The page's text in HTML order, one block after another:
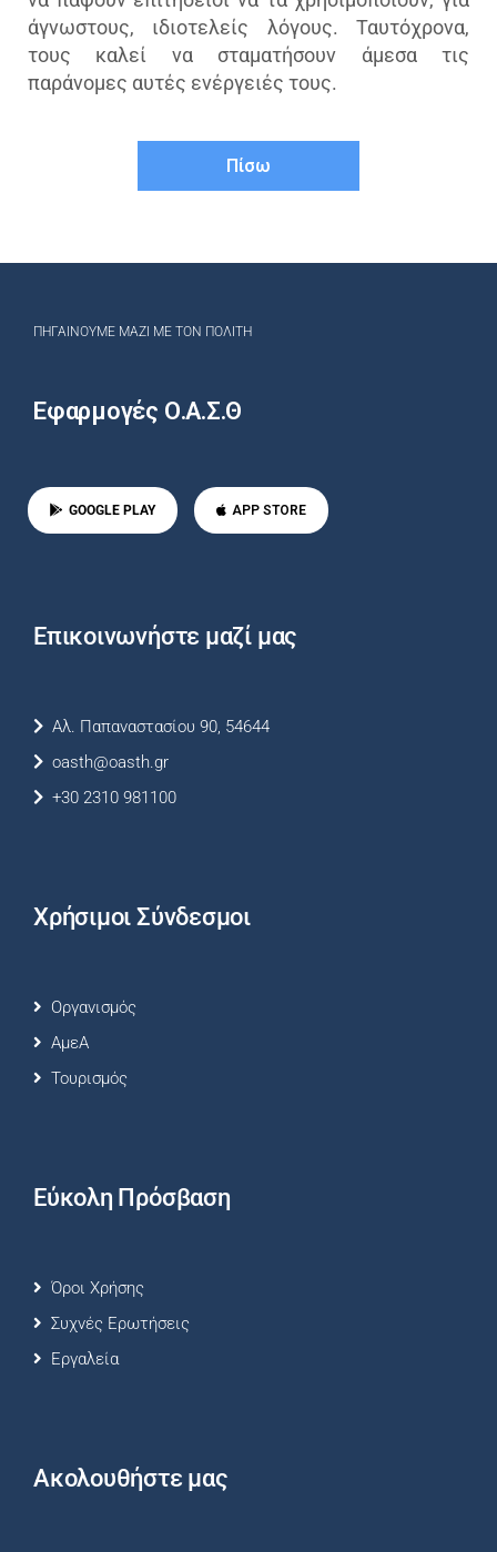
άγνωστους, ιδιοτελείς λόγους. Ταυτόχρονα,
τους καλεί να σταματήσουν άμεσα τις
παράνομες αυτές ενέργειές τους.
Πίσω
ΠΗΓΑΊΝΟΥΜΕ ΜΑΖΊ ΜΕ ΤΟΝ ΠΟΛΊΤΗ
Εφαρμογές Ο.Α.Σ.Θ
GOOGLE PLAY APP STORE
Επικοινωνήστε μαζί μας
Αλ. Παπαναστασίου 90, 54644
oasth@oasth.gr
+30 2310 981100
Χρήσιμοι Σύνδεσμοι
Οργανισμός
ΑμεΑ
Τουρισμός
Εύκολη Πρόσβαση
Όροι Χρήσης
Συχνές Ερωτήσεις
Εργαλεία
Ακολουθήστε μας